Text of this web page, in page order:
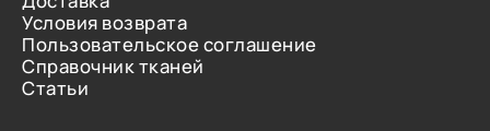
Условия возврата
Пользовательское соглашение
Справочник тканей
Статьи